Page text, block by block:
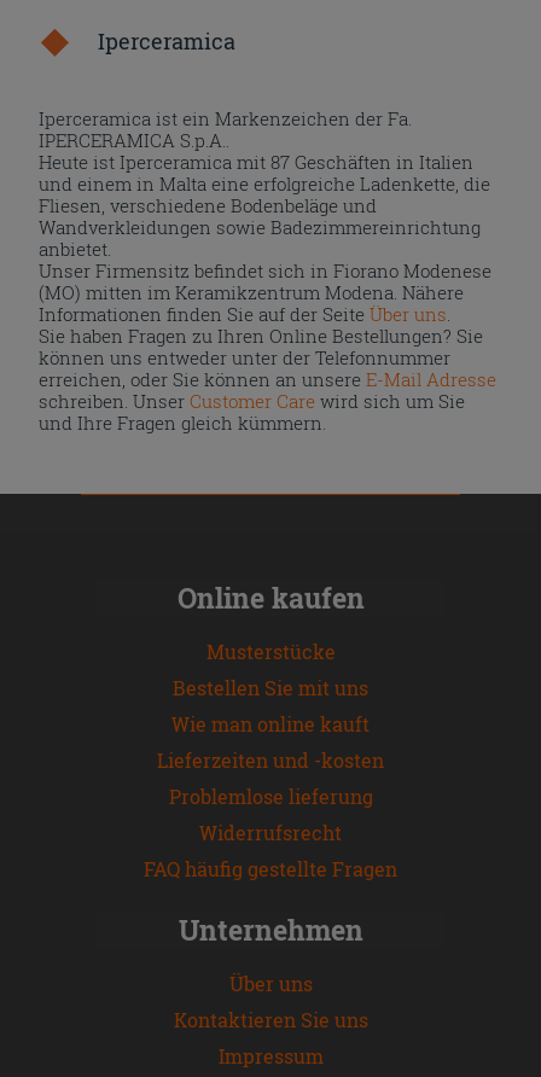
Iperceramica
Iperceramica ist ein Markenzeichen der Fa.
IPERCERAMICA S.p.A..
Heute ist Iperceramica mit 87 Geschäften in Italien
und einem in Malta eine erfolgreiche Ladenkette, die
Fliesen, verschiedene Bodenbeläge und
Wandverkleidungen sowie Badezimmereinrichtung
anbietet.
Unser Firmensitz befindet sich in Fiorano Modenese
(MO) mitten im Keramikzentrum Modena. Nähere
Informationen finden Sie auf der Seite Über uns
Sie haben Fragen zu Ihren Online Bestellungen? Sie
können uns entweder unter der Telefonnummer
erreichen, oder Sie können an unsereE-Mail Adresse
schreiben. UnserCustomer Care wird sich um Sie
und Ihre Fragen gleich kümmern.
Online kaufen
Musterstücke
Bestellen Sie mit uns
Wie man online kauft
Lieferzeiten und -kosten
Problemlose lieferung
Widerrufsrecht
FAQ häufig gestellte Fragen
Unternehmen
Über uns
Kontaktieren Sie uns
Impressum